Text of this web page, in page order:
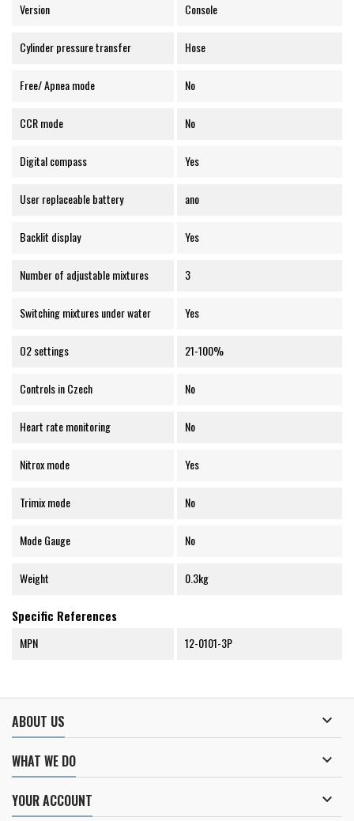
Version Console
Cylinder pressure transfer Hose
Free/ Apnea mode No
CCR mode No
Digital compass Yes
User replaceable battery ano
Backlit display Yes
Number of adjustable mixtures 3
Switching mixtures under water Yes
O2 settings 21-100%
Controls in Czech No
Heart rate monitoring No
Nitrox mode Yes
Trimix mode No
Mode Gauge No
Weight 0.3kg
Specific References
MPN 12-0101-3P
ABOUT US 
WHAT WE DO 
YOUR ACCOUNT 